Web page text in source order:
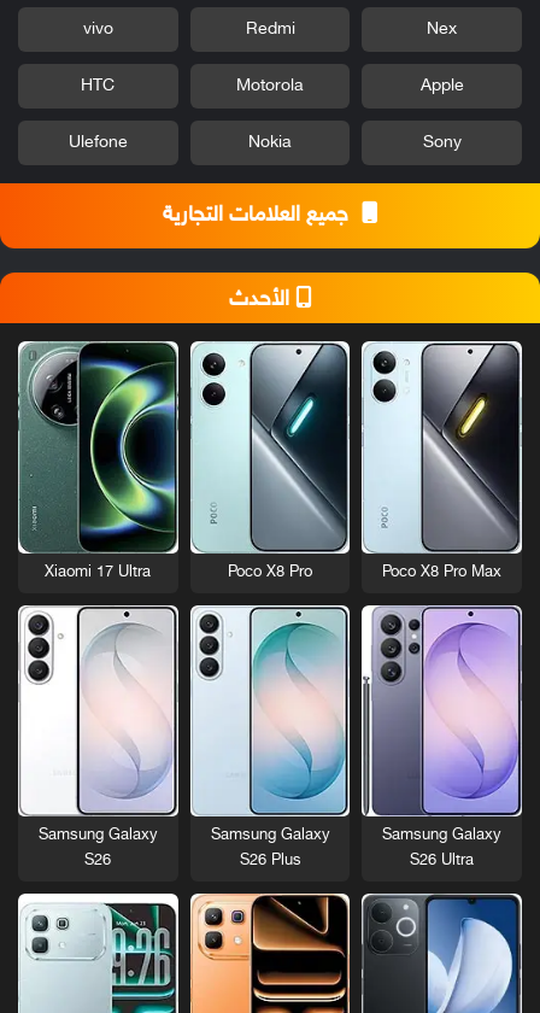
Nex
Redmi
vivo
Apple
Motorola
HTC
Sony
Nokia
Ulefone
جميع العلامات التجارية
الأحدث
Poco X8 Pro Max
Poco X8 Pro
Xiaomi 17 Ultra
Samsung Galaxy
S26 Ultra
Samsung Galaxy
S26 Plus
Samsung Galaxy
S26